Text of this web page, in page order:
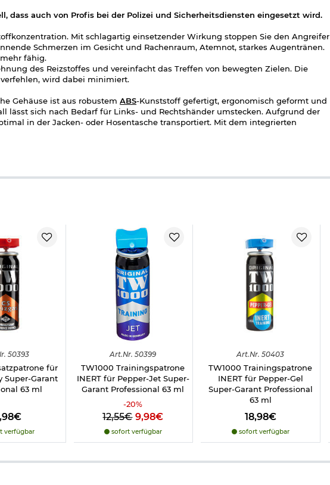
dass auch von Profis bei der Polizei und Sicherheitsdiensten eingesetzt wird.
Mit schlagartig einsetzender Wirkung stoppen Sie den Angreifer
Schmerzen im Gesicht und Rachenraum, Atemnot, starkes Augentränen.
fähig.
des Reizstoffes und vereinfacht das Treffen von bewegten Zielen. Die
wird dabei minimiert.
Gehäuse ist aus robustem ABS-Kunststoff gefertigt, ergonomisch geformt und
lässt sich nach Bedarf für Links- und Rechtshänder umstecken. Aufgrund der
in der Jacken- oder Hosentasche transportiert. Mit dem integrierten
intuitiv richtig bedient werden.
bei uns im Onlineshop und unter der Artikelbeschreibung.
Metallclip:
der Augen, brennende Schmerzen im Gesicht und Rachenraum, Atemnot,
50393
für
Super-Garant
63 ml
verfügbar
Art.Nr. 50399
TW1000 Trainingspatrone
INERT für Pepper-Jet Super-
Garant Professional 63 ml
-20%
12,55€ 9,98€
sofort verfügbar
Art.Nr. 50403
TW1000 Trainingspatrone
INERT für Pepper-Gel
Super-Garant Professional
63 ml
18,98€
sofort verfügbar